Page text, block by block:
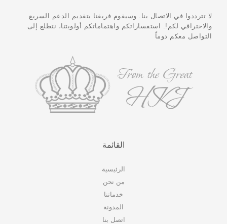
لا تترددوا في الاتصال بنا. وسيقوم فريقنا بتقديم الدعم السريع
والاحترافي لكم!. استفساراتكم واهتماماتكم أولويتنا، نتطلع إلى
التواصل معكم دوماً
القائمة
الرئيسية
من نحن
خدماتنا
المدونة
اتصل بنا